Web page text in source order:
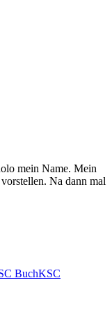
mein Name. Mein
Na dann mal
BuchKSC